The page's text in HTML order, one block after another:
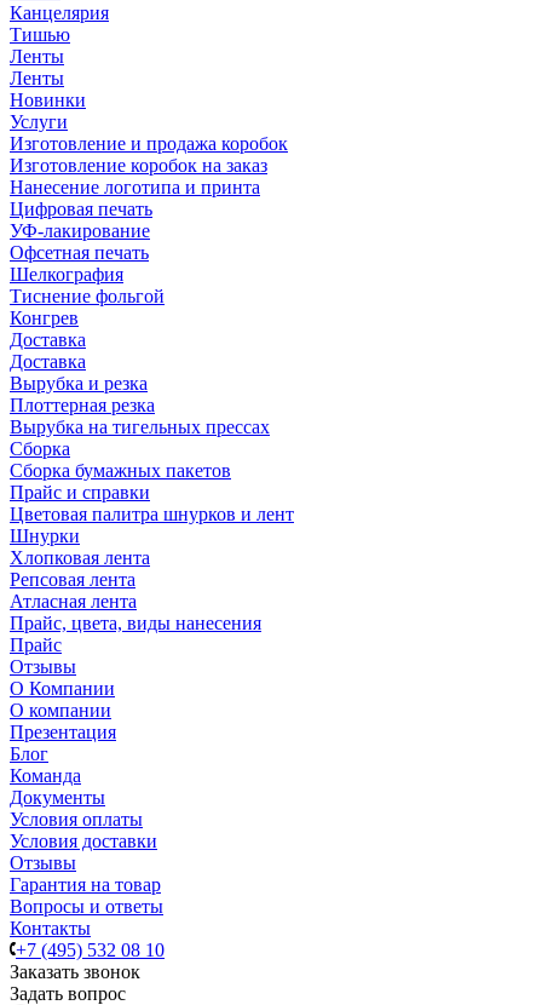
Канцелярия
Тишью
Ленты
Ленты
Новинки
Услуги
Изготовление и продажа коробок
Изготовление коробок на заказ
Нанесение логотипа и принта
Цифровая печать
УФ-лакирование
Офсетная печать
Шелкография
Тиснение фольгой
Конгрев
Доставка
Доставка
Вырубка и резка
Плоттерная резка
Вырубка на тигельных прессах
Сборка
Сборка бумажных пакетов
Прайс и справки
Цветовая палитра шнурков и лент
Шнурки
Хлопковая лента
Репсовая лента
Атласная лента
Прайс, цвета, виды нанесения
Прайс
Отзывы
О Компании
О компании
Презентация
Блог
Команда
Документы
Условия оплаты
Условия доставки
Отзывы
Гарантия на товар
Вопросы и ответы
Контакты
+7 (495) 532 08 10
Заказать звонок
Задать вопрос